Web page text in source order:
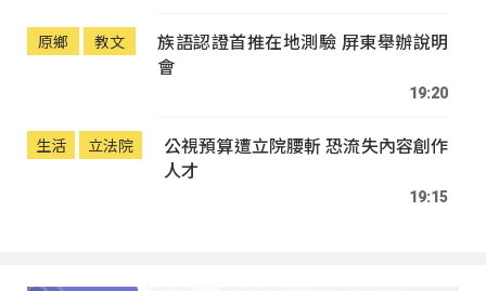
原鄉 教文
族語認證首推在地測驗 屏東舉辦說明
會
19:20
生活 立法院
公視預算遭立院腰斬 恐流失內容創作
人才
19:15